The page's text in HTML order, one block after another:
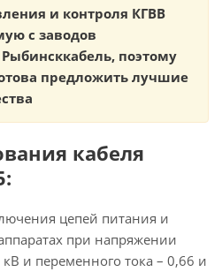
и контроля КГВВ
с заводов
поэтому
предложить лучшие
кабеля
цепей питания и
при напряжении
и переменного тока – 0,66 и